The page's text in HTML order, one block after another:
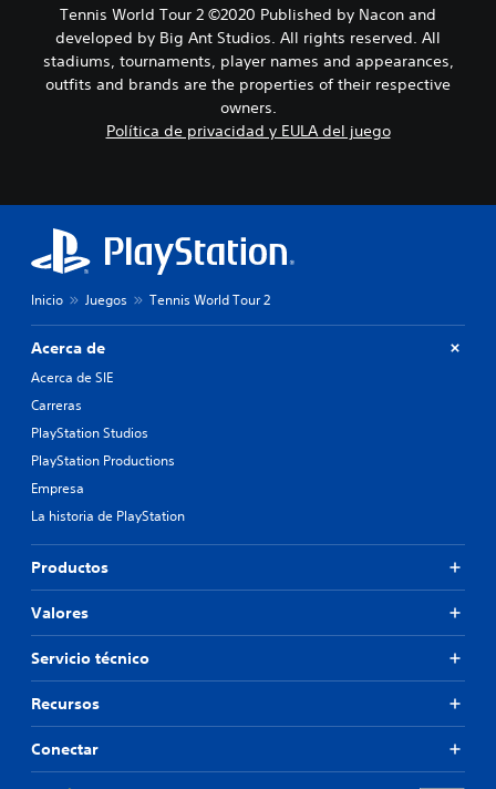
Tennis World Tour 2 ©2020 Published by Nacon and
developed by Big Ant Studios. All rights reserved. All
stadiums, tournaments, player names and appearances,
outfits and brands are the properties of their respective
owners.
Política de privacidad y EULA del juego
Inicio Juegos Tennis World Tour 2
Acerca de
Acerca de SIE
Carreras
PlayStation Studios
PlayStation Productions
Empresa
La historia de PlayStation
Productos
Valores
Servicio técnico
Recursos
Conectar